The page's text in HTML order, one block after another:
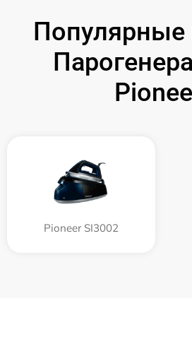
Популярные
Pioneer SI3002